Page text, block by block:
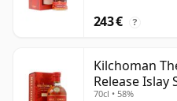
243 € ?
Kilchoman
Release Islay
70cl • 58%